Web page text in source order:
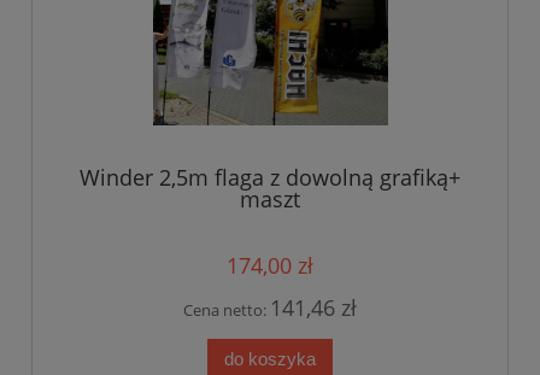
Winder 2,5m flaga z dowolną grafiką+
maszt
174,00 zł
Cena netto: 141,46 zł
do koszyka